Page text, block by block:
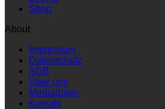
Shop
About
Impressum
Datenschutz
AGB
Über uns
Mediadaten
Kontakt